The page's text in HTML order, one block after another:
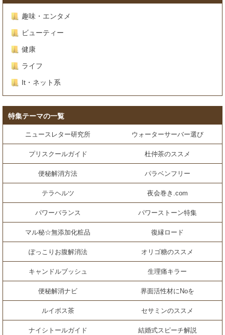
趣味・エンタメ
ビューティー
健康
ライフ
It・ネット系
特集テーマの一覧
ニュースレター研究所 ウォーターサーバー選び
プリスクールガイド 杜仲茶のススメ
便秘解消方法 パラベンフリー
テラヘルツ 夜会巻き.com
パワーバランス パワーストーン特集
マル秘☆無添加化粧品 復縁ロード
ぽっこりお腹解消法 オリゴ糖のススメ
キャンドルブッシュ 生理痛キラー
便秘解消ナビ 界面活性材にNoを
ルイボス茶 セサミンのススメ
ナイシトールガイド 結婚式スピーチ解説